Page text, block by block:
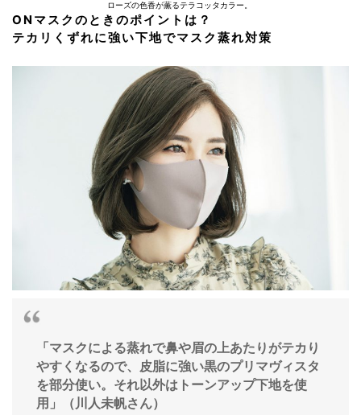
ローズの色香が薫るテラコッタカラー。
ONマスクのときのポイントは？
テカリくずれに強い下地でマスク蒸れ対策
「マスクによる蒸れで鼻や眉の上あたりがテカり
やすくなるので、皮脂に強い黒のプリマヴィスタ
を部分使い。それ以外はトーンアップ下地を使
用」（川人未帆さん）